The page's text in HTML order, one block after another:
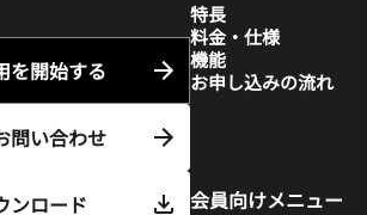
を開始する
問い合わせ
ンロード
特長
料金・仕様
機能
お申し込みの流れ
会員向けメニュー